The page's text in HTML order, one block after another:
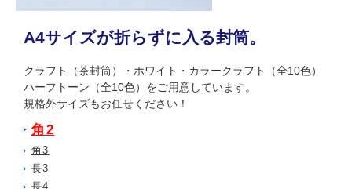
A4サイズが折らずに入る封筒。
クラフト（茶封筒）・ホワイト・カラークラフト（全10色）
ハーフトーン（全10色）をご用意しています。
規格外サイズもお任せください！
角2
角3
長3